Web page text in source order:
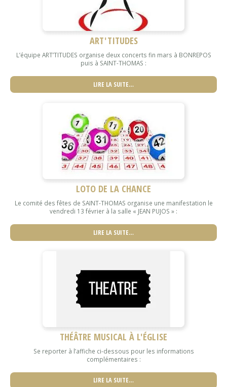
ART'TITUDES
L’équipe ART’TITUDES organise deux concerts fin mars à BONREPOS
puis à SAINT-THOMAS :
LIRE LA SUITE…
LOTO DE LA CHANCE
Le comité des fêtes de SAINT-THOMAS organise une manifestation le
vendredi 13 février à la salle « JEAN PUJOS » :
LIRE LA SUITE…
THÉÂTRE MUSICAL À L'ÉGLISE
Se reporter à l’affiche ci-dessous pour les informations
complémentaires :
LIRE LA SUITE…